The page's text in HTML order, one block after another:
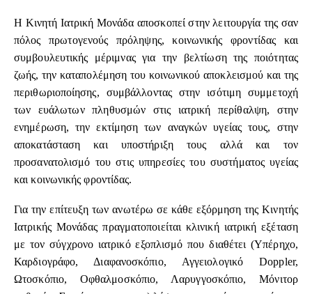
Η Κινητή Ιατρική Μονάδα αποσκοπεί στην λειτουργία της σαν
πόλος πρωτογενούς πρόληψης, κοινωνικής φροντίδας και
συμβουλευτικής μέριμνας για την βελτίωση της ποιότητας
ζωής, την καταπολέμηση του κοινωνικού αποκλεισμού και της
περιθωριοποίησης, συμβάλλοντας στην ισότιμη συμμετοχή
των ευάλωτων πληθυσμών στις ιατρική περίθαλψη, στην
ενημέρωση, την εκτίμηση των αναγκών υγείας τους, στην
αποκατάσταση και υποστήριξη τους αλλά και τον
προσανατολισμό του στις υπηρεσίες του συστήματος υγείας
και κοινωνικής φροντίδας.
Για την επίτευξη των ανωτέρω σε κάθε εξόρμηση της Κινητής
Ιατρικής Μονάδας πραγματοποιείται κλινική ιατρική εξέταση
με τον σύγχρονο ιατρικό εξοπλισμό που διαθέτει (Υπέρηχο,
Καρδιογράφο, Διαφανοσκόπιο, Αγγειολογικό Doppler,
Ωτοσκόπιο, Οφθαλμοσκόπιο, Λαρυγγοσκόπιο, Μόνιτορ